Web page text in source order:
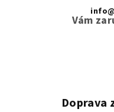
Vám
Doprava